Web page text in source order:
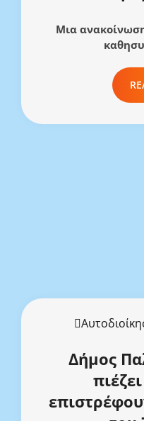
Μια
Δήμος